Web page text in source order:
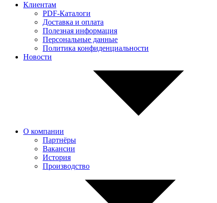
Клиентам
PDF-Каталоги
Доставка и оплата
Полезная информация
Персональные данные
Политика конфиденциальности
Новости
О компании
Партнёры
Вакансии
История
Производство